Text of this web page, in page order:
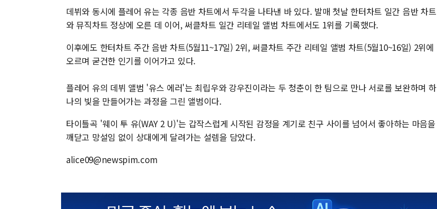
데뷔와 동시에 플레어 유는 각종 음반 차트에서 두각을 나타낸 바 있다. 발매 첫날 한터차트 일간 음반 차트
와 뮤직차트 정상에 오른 데 이어, 써클차트 일간 리테일 앨범 차트에서도 1위를 기록했다.
이후에도 한터차트 주간 음반 차트(5월11~17일) 2위, 써클차트 주간 리테일 앨범 차트(5월10~16일) 2위에
오르며 굳건한 인기를 이어가고 있다.
플레어 유의 데뷔 앨범 '유스 에러'는 최립우와 강우진이라는 두 청춘이 한 팀으로 만나 서로를 보완하며 하
나의 빛을 만들어가는 과정을 그린 앨범이다.
타이틀곡 '웨이 투 유(WAY 2 U)'는 갑작스럽게 시작된 감정을 계기로 친구 사이를 넘어서 좋아하는 마음을
깨닫고 망설임 없이 상대에게 달려가는 설렘을 담았다.
alice09@newspim.com